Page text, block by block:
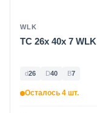
WLK
TC 26x 40x 7 WLK
d26 D40 B7
Осталось 4 шт.